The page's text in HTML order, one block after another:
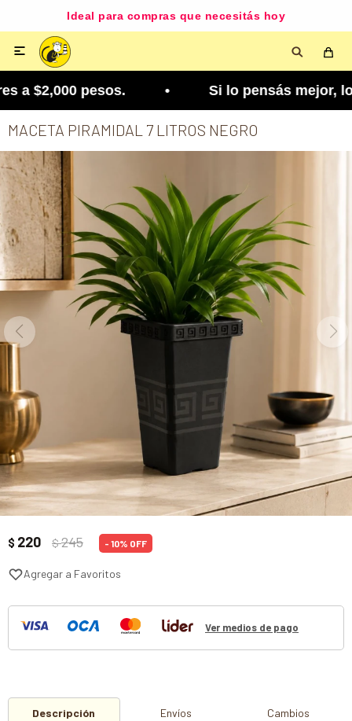
Ideal para compras que necesitás hoy

a $2,000 pesos. • Si lo pensás mejor, lo
MACETA PIRAMIDAL 7 LITROS NEGRO
$ 220 $245 10
Ver medios de pago
Descripción Envíos Cambios